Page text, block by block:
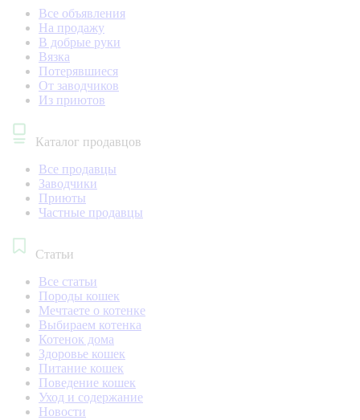
Все объявления
На продажу
В добрые руки
Вязка
Потерявшиеся
От заводчиков
Из приютов
Каталог продавцов
Все продавцы
Заводчики
Приюты
Частные продавцы
Статьи
Все статьи
Породы кошек
Мечтаете о котенке
Выбираем котенка
Котенок дома
Здоровье кошек
Питание кошек
Поведение кошек
Уход и содержание
Новости